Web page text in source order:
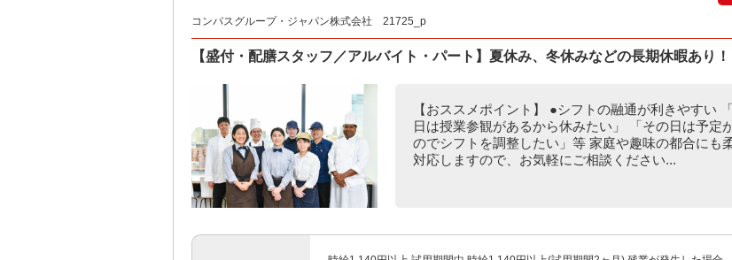
コンパスグループ・ジャパン株式会社 21725_p
【盛付・配膳スタッフ／アルバイト・パート】夏休み、冬休みなどの長期休暇あり！
【おススメポイント】 ●シフトの融通が利きやすい
日は授業参観があるから休みたい」 「その日は予定
のでシフトを調整したい」等 家庭や趣味の都合にも
対応しますので、お気軽にご相談ください...